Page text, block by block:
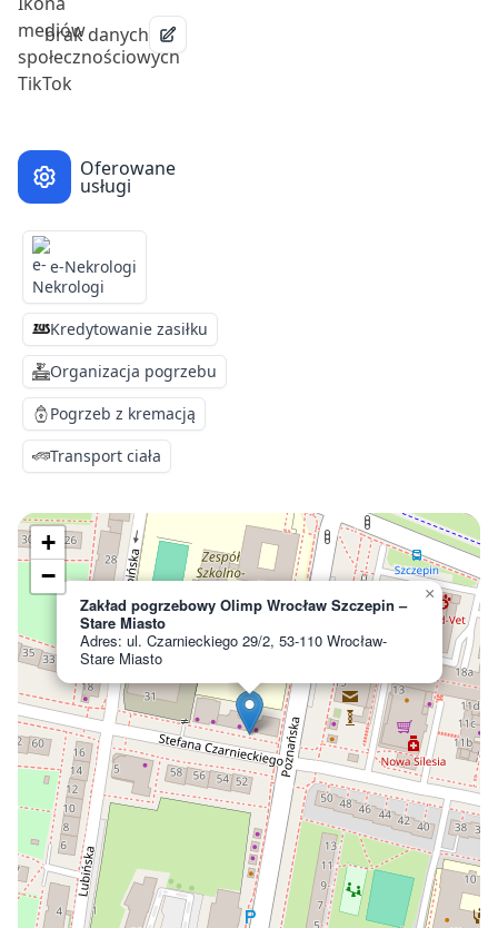
brak danych
Oferowane
usługi
e-Nekrologi
Kredytowanie zasiłku
Organizacja pogrzebu
Pogrzeb z kremacją
Transport ciała
Zakład pogrzebowy Olimp Wrocław Szczepin –
Stare Miasto
Adres: ul. Czarnieckiego 29/2, 53-110 Wrocław-
Stare Miasto
×
+
−